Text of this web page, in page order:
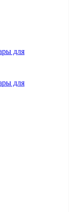
для
для